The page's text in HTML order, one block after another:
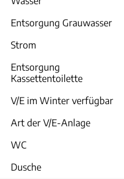
Entsorgung Grauwasser
Strom
Entsorgung
Kassettentoilette
V/E im Winter verfügbar
Art der V/E-Anlage
WC
Dusche